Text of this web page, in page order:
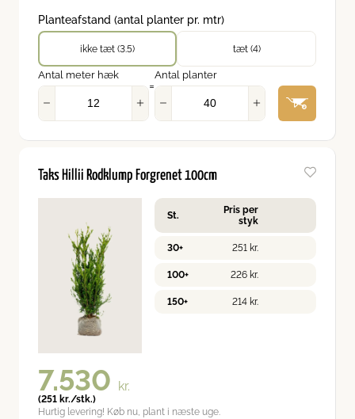
Planteafstand (antal planter pr. mtr)
ikke tæt (3.5) tæt (4)
Antal meter hæk
=
Antal planter
Taks Hillii Rodklump Forgrenet 100cm
St.
Pris per
styk
30+ 251 kr.
100+ 226 kr.
150+ 214 kr.
7.530 kr.
(251 kr./stk.)
Hurtig levering! Køb nu, plant i næste uge.